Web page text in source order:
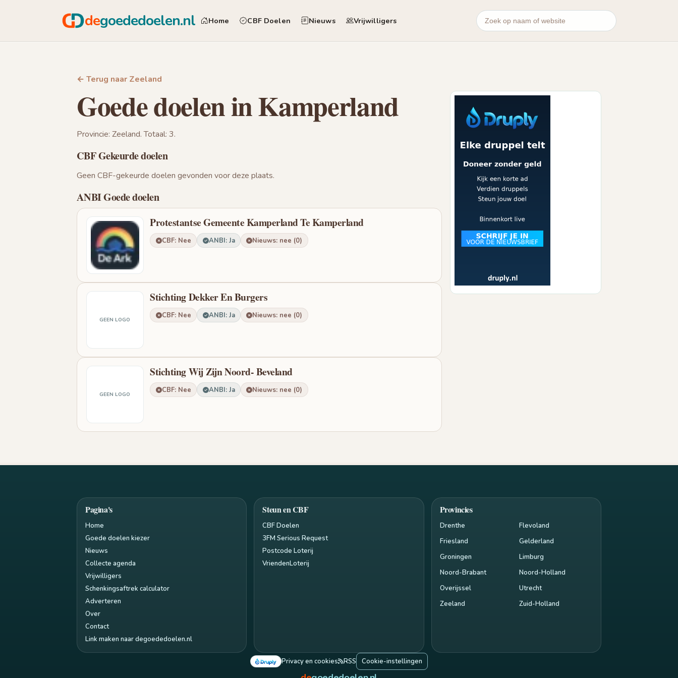
degoededoelen.nl Home CBF Doelen Nieuws Vrijwilligers
← Terug naar Zeeland
Goede doelen in Kamperland
Provincie: Zeeland. Totaal: 3.
CBF Gekeurde doelen
Geen CBF-gekeurde doelen gevonden voor deze plaats.
ANBI Goede doelen
Protestantse Gemeente Kamperland Te Kamperland
CBF: Nee ANBI: Ja Nieuws: nee (0)
GEEN LOGO
Stichting Dekker En Burgers
CBF: Nee ANBI: Ja Nieuws: nee (0)
GEEN LOGO
Stichting Wij Zijn Noord- Beveland
CBF: Nee ANBI: Ja Nieuws: nee (0)
Pagina's
Home
Goede doelen kiezer
Nieuws
Collecte agenda
Vrijwilligers
Schenkingsaftrek calculator
Adverteren
Over
Contact
Link maken naar degoededoelen.nl
Steun en CBF
CBF Doelen
3FM Serious Request
Postcode Loterij
VriendenLoterij
Provincies
Drenthe
Flevoland
Friesland
Gelderland
Groningen
Limburg
Noord-Brabant
Noord-Holland
Overijssel
Utrecht
Zeeland
Zuid-Holland
Privacy en cookies RSS Cookie-instellingen